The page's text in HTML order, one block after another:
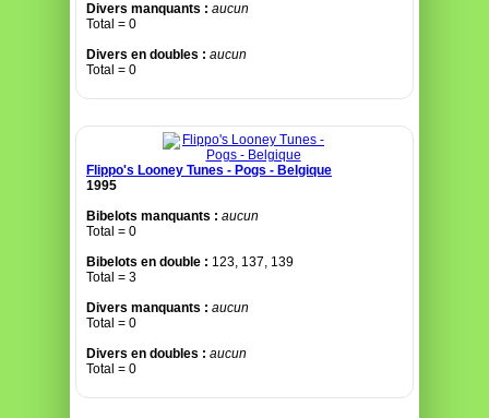
Divers manquants : aucun
Total = 0
Divers en doubles : aucun
Total = 0
Flippo's Looney Tunes - Pogs - Belgique
1995
Bibelots manquants : aucun
Total = 0
Bibelots en double : 123, 137, 139
Total = 3
Divers manquants : aucun
Total = 0
Divers en doubles : aucun
Total = 0